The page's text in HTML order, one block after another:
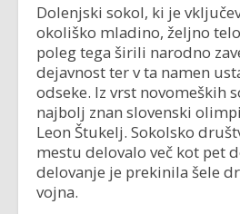
Dolenjski sokol, ki je
okoliško mladino, željno
poleg tega širili narodno
dejavnost ter v ta namen
odseke. Iz vrst novomeških
najbolj znan slovenski
Leon Štukelj. Sokolsko
mestu delovalo več kot pet
delovanje je prekinila šele
vojna.